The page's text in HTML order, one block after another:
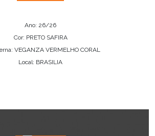
Ano: 26/26
Cor: PRETO SAFIRA
VEGANZA VERMELHO CORAL
Local: BRASILIA